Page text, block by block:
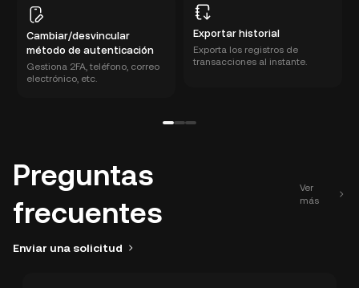
Cambiar/desvincular
método de autenticación
Gestiona 2FA, teléfono, correo
electrónico, etc.
Exportar historial
Exporta los registros de
transacciones al instante.
Preguntas
frecuentes
Ver
más
Enviar una solicitud